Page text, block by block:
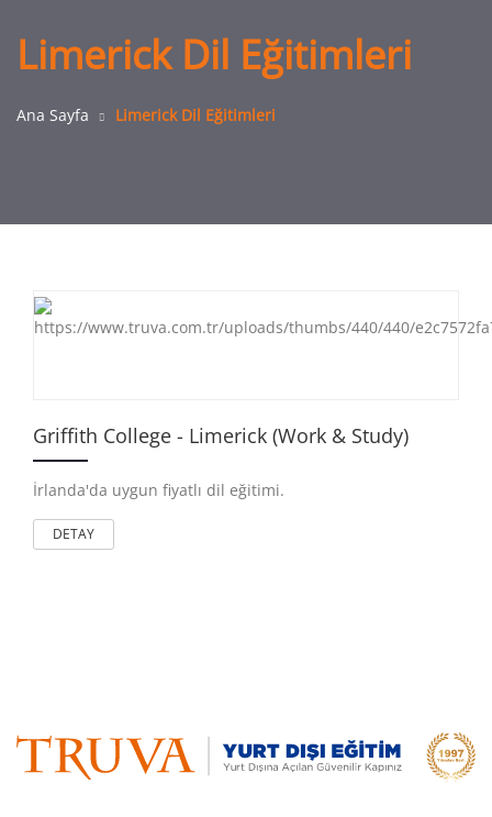
Limerick Dil Eğitimleri
Ana Sayfa Limerick Dil Eğitimleri
Griffith College - Limerick (Work & Study)
İrlanda'da uygun fiyatlı dil eğitimi.
DETAY